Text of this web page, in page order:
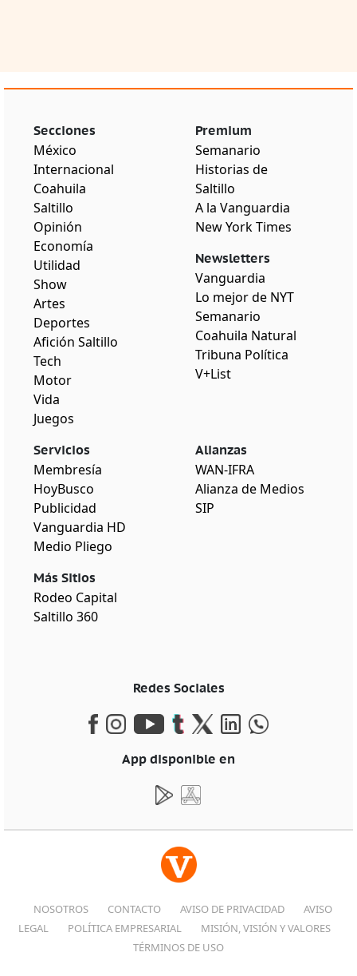
Secciones
México
Internacional
Coahuila
Saltillo
Opinión
Economía
Utilidad
Show
Artes
Deportes
Afición Saltillo
Tech
Motor
Vida
Juegos
Premium
Semanario
Historias de
Saltillo
A la Vanguardia
New York Times
Newsletters
Vanguardia
Lo mejor de NYT
Semanario
Coahuila Natural
Tribuna Política
V+List
Servicios
Membresía
HoyBusco
Publicidad
Vanguardia HD
Medio Pliego
Más Sitios
Rodeo Capital
Saltillo 360
Alianzas
WAN-IFRA
Alianza de Medios
SIP
Redes Sociales
App disponible en
NOSOTROS CONTACTO AVISO DE PRIVACIDAD
AVISO
LEGAL
POLÍTICA EMPRESARIAL
MISIÓN, VISIÓN Y VALORES
TÉRMINOS DE USO